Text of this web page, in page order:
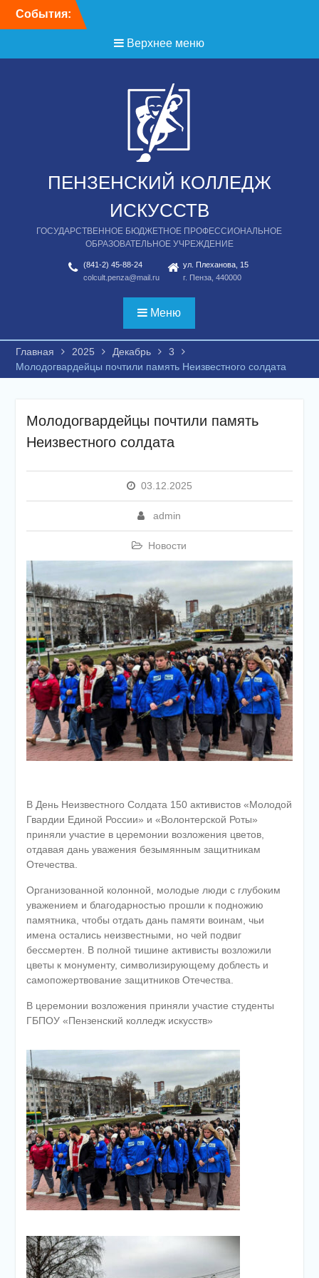
События:
Верхнее меню
ПЕНЗЕНСКИЙ КОЛЛЕДЖ
ИСКУССТВ
ГОСУДАРСТВЕННОЕ БЮДЖЕТНОЕ ПРОФЕССИОНАЛЬНОЕ
ОБРАЗОВАТЕЛЬНОЕ УЧРЕЖДЕНИЕ
(841-2) 45-88-24
colcult.penza@mail.ru
ул. Плеханова, 15
г. Пенза, 440000
Меню
Главная 2025 Декабрь
3
Молодогвардейцы почтили память Неизвестного солдата
Молодогвардейцы почтили память
Неизвестного солдата
03.12.2025
admin
Новости
В День Неизвестного Солдата 150 активистов «Молодой
Гвардии Единой России» и «Волонтерской Роты»
приняли участие в церемонии возложения цветов,
отдавая дань уважения безымянным защитникам
Отечества.
Организованной колонной, молодые люди с глубоким
уважением и благодарностью прошли к подножию
памятника, чтобы отдать дань памяти воинам, чьи
имена остались неизвестными, но чей подвиг
бессмертен. В полной тишине активисты возложили
цветы к монументу, символизирующему доблесть и
самопожертвование защитников Отечества.
В церемонии возложения приняли участие студенты
ГБПОУ «Пензенский колледж искусств»